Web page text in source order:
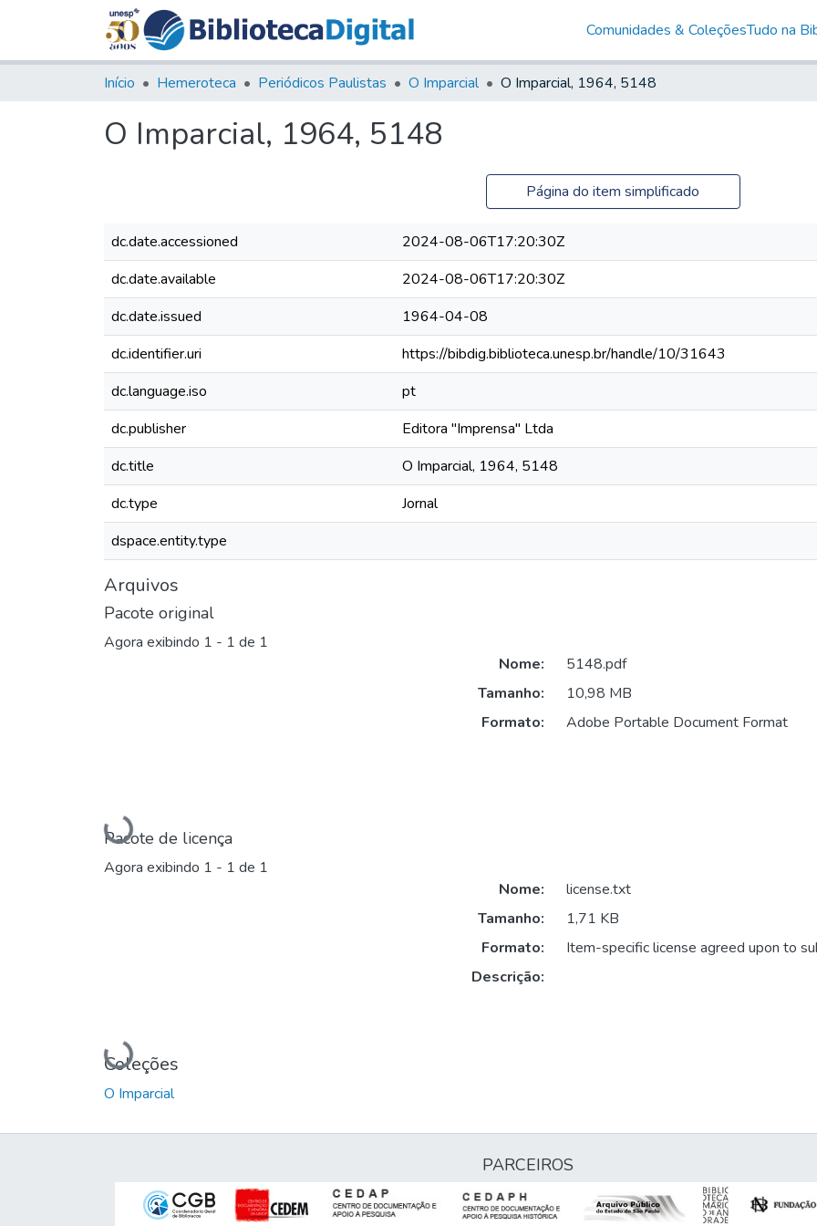
Comunidades & ColeçõesTudo na
Início Hemeroteca Periódicos Paulistas O Imparcial O Imparcial, 1964, 5148
O Imparcial, 1964, 5148
Página do item simplificado
dc.date.accessioned
2024-08-06T17:20:30Z
dc.date.available
2024-08-06T17:20:30Z
dc.date.issued
1964-04-08
dc.identifier.uri
https://bibdig.biblioteca.unesp.br/handle/10/31643
dc.language.iso
pt
dc.publisher
Editora "Imprensa" Ltda
dc.title
O Imparcial, 1964, 5148
dc.type
Jornal
dspace.entity.type
Arquivos
Pacote original
Agora exibindo 1 - 1 de 1
Carregando...
Nome:
5148.pdf
Tamanho:
10,98 MB
Formato:
Adobe Portable Document Format
Pacote de licença
Agora exibindo 1 - 1 de 1
Carregando...
Nome:
license.txt
Tamanho:
1,71 KB
Formato:
Item-specific license agreed upon to
Descrição:
Coleções
O Imparcial
PARCEIROS